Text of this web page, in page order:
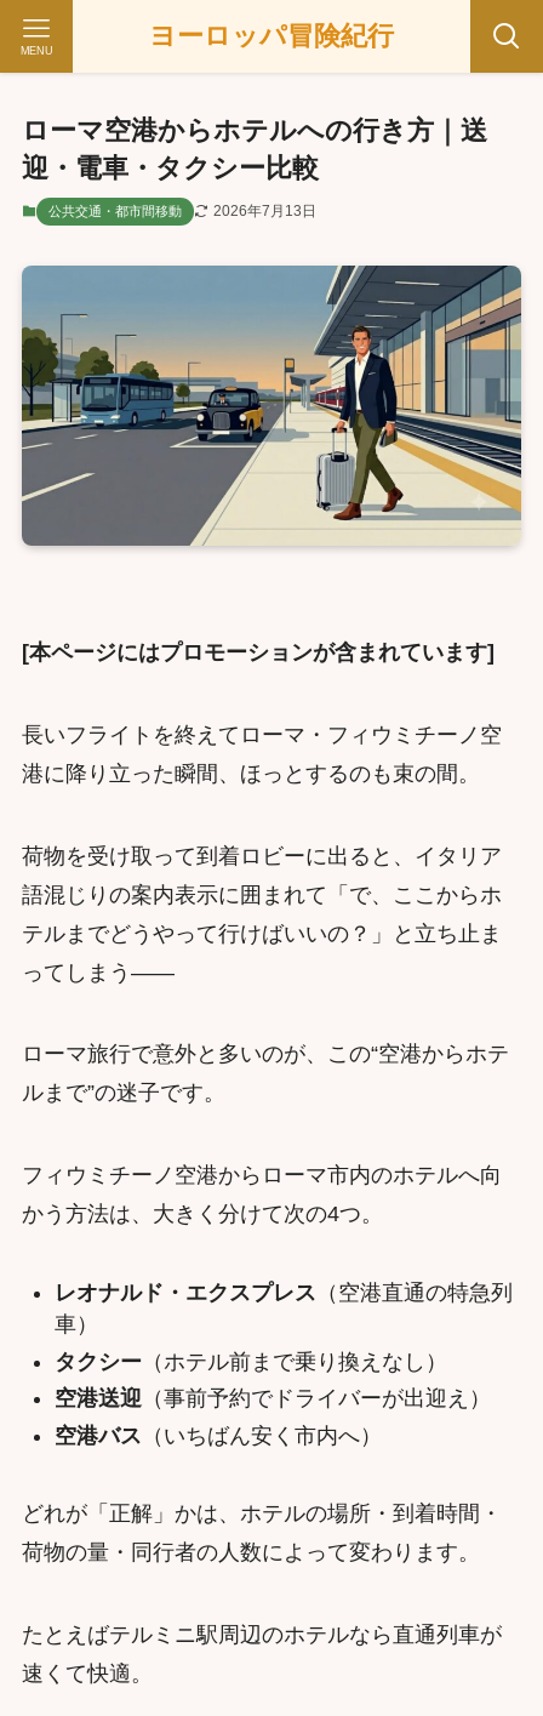
ヨーロッパ冒険紀行
MENU
ローマ空港からホテルへの行き方｜送
迎・電車・タクシー比較
公共交通・都市間移動 2026年7月13日
[本ページにはプロモーションが含まれています]
長いフライトを終えてローマ・フィウミチーノ空
港に降り立った瞬間、ほっとするのも束の間。
荷物を受け取って到着ロビーに出ると、イタリア
語混じりの案内表示に囲まれて「で、ここからホ
テルまでどうやって行けばいいの？」と立ち止ま
ってしまう——
ローマ旅行で意外と多いのが、この“空港からホテ
ルまで”の迷子です。
フィウミチーノ空港からローマ市内のホテルへ向
かう方法は、大きく分けて次の4つ。
レオナルド・エクスプレス （空港直通の特急列
車）
タクシー（ホテル前まで乗り換えなし）
空港送迎（事前予約でドライバーが出迎え）
空港バス （いちばん安く市内へ）
どれが「正解」かは、ホテルの場所・到着時間・
荷物の量・同行者の人数によって変わります。
たとえばテルミニ駅周辺のホテルなら直通列車が
速くて快適。